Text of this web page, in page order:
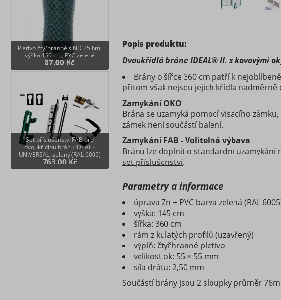
Pletivo čtyřhranné s ND 25 bm,
výška 150 cm, PVC zelené
87.00 Kč
Set příslušenství FAB pro
dvoukřídlou bránu IDEAL -
UNIVERSAL, zelený (RAL 6005)
763.00 Kč
Popis produktu:
Dvoukřídlá brána IDEAL® II. s kovovými
Brány o šířce 360 cm patří k
přitom však nejsou jejich křídla
Zamykání OKO
Brána se uzamyká pomocí visacího
zámek není součástí balení.
Zamykání FAB - Volitelná výbava
Bránu lze doplnit o standardní uzamykání
set příslušenství.
Parametry a informace
úprava Zn + PVC barva zelená (RAL
výška: 145 cm
šířka: 360 cm
rám z kulatých profilů (uzavřený)
výplň: čtyřhranné pletivo
velikost ok: 55 × 55 mm
síla drátu: 2,50 mm
Součástí brány jsou 2 sloupky průměr